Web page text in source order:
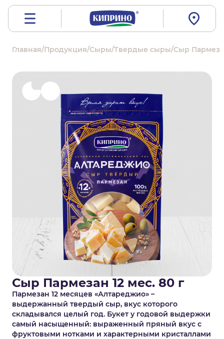
Главная/Продукция/Сыры/Твердые сыры/Сыр
Сыр Пармезан 12 мес. 80 г
Пармезан 12 месяцев «Алтареджио» –
выдержанный твердый сыр, вкус которого
складывался целый год. Букет у годовой выдержки
самый насыщенный: выраженный пряный вкус с
фруктовыми нотками и характерными кристаллами